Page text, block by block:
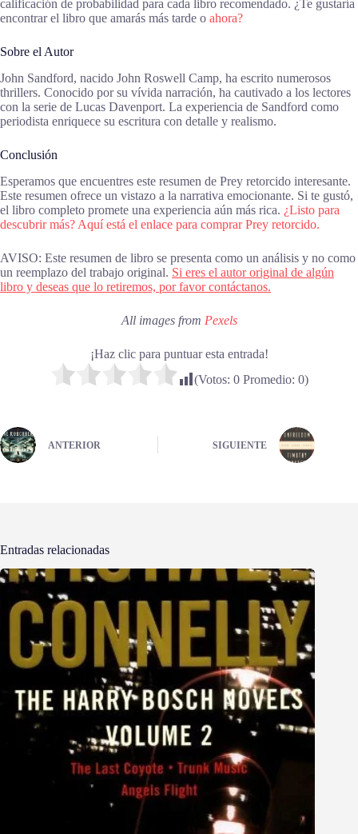
calificación de probabilidad para cada libro recomendado. ¿Te gustaría
encontrar el libro que amarás más tarde o ahora?
Sobre el Autor
John Sandford, nacido John Roswell Camp, ha escrito numerosos
thrillers. Conocido por su vívida narración, ha cautivado a los lectores
con la serie de Lucas Davenport. La experiencia de Sandford como
periodista enriquece su escritura con detalle y realismo.
Conclusión
Esperamos que encuentres este resumen de Prey retorcido interesante.
Este resumen ofrece un vistazo a la narrativa emocionante. Si te gustó,
el libro completo promete una experiencia aún más rica. ¿Listo para
descubrir más? Aquí está el enlace para comprar Prey retorcido.
AVISO: Este resumen de libro se presenta como un análisis y no como
un reemplazo del trabajo original. Si eres el autor original de algún
libro y deseas que lo retiremos, por favor contáctanos.
All images from Pexels
¡Haz clic para puntuar esta entrada!
(Votos: 0Promedio: 0)
ANTERIOR SIGUIENTE
Entradas relacionadas